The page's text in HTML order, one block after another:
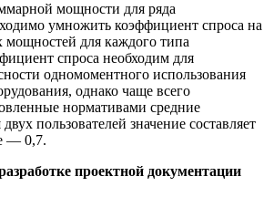
мощности для ряда
умножить коэффициент спроса на
для каждого типа
спроса необходим для
одномоментного использования
однако чаще всего
нормативами средние
пользователей значение составляет
— 0,7.
проектной документации